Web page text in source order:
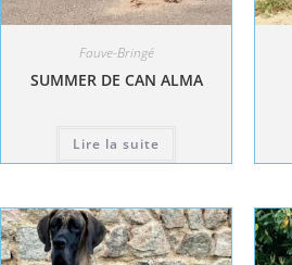
Fauve-Bringé
SUMMER DE CAN ALMA
Lire la suite